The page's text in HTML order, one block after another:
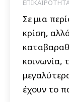
Σε μια
κρίση,
κοινωνία,
έχουν το